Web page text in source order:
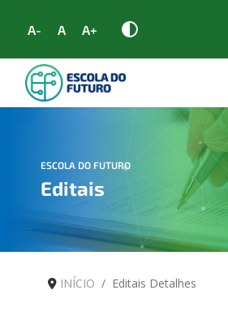
A- A A+
ESCOLA DO FUTURO
Editais
INÍCIO Editais Detalhes